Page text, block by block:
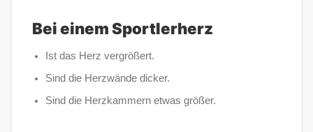
Bei einem Sportlerherz
Ist das Herz vergrößert.
Sind die Herzwände dicker.
Sind die Herzkammern etwas größer.